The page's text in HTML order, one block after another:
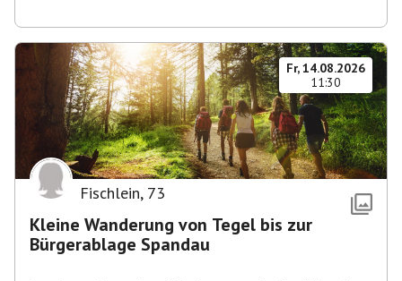
Fr, 14.08.2026
11:30
Fischlein, 73
Kleine Wanderung von Tegel bis zur
Bürgerablage Spandau